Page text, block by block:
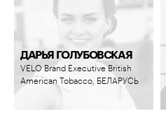
ДАРЬЯ ГОЛУБОВСКАЯ
VELO Brand Executive British
American Tobacco, БЕЛАРУСЬ